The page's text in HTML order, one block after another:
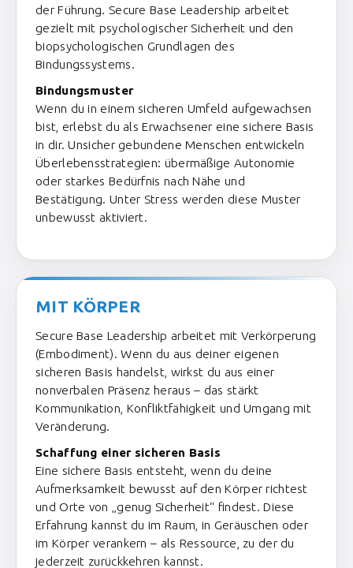
der Führung. Secure Base Leadership arbeitet
gezielt mit psychologischer Sicherheit und den
biopsychologischen Grundlagen des
Bindungssystems.
Bindungsmuster
Wenn du in einem sicheren Umfeld aufgewachsen
bist, erlebst du als Erwachsener eine sichere Basis
in dir. Unsicher gebundene Menschen entwickeln
Überlebensstrategien: übermäßige Autonomie
oder starkes Bedürfnis nach Nähe und
Bestätigung. Unter Stress werden diese Muster
unbewusst aktiviert.
MIT KÖRPER
Secure Base Leadership arbeitet mit Verkörperung
(Embodiment). Wenn du aus deiner eigenen
sicheren Basis handelst, wirkst du aus einer
nonverbalen Präsenz heraus – das stärkt
Kommunikation, Konfliktfähigkeit und Umgang mit
Veränderung.
Schaffung einer sicheren Basis
Eine sichere Basis entsteht, wenn du deine
Aufmerksamkeit bewusst auf den Körper richtest
und Orte von „genug Sicherheit“ findest. Diese
Erfahrung kannst du im Raum, in Geräuschen oder
im Körper verankern – als Ressource, zu der du
jederzeit zurückkehren kannst.